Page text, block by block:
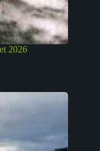
2026